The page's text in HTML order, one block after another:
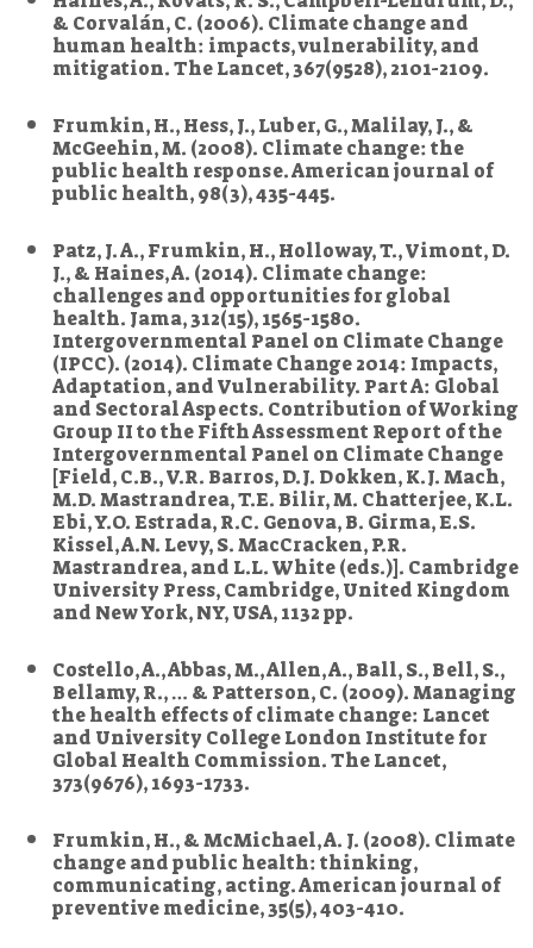
& Corvalán, C. (2006). Climate change and
human health: impacts, vulnerability, and
mitigation. The Lancet, 367(9528), 2101-2109.
Frumkin, H., Hess, J., Luber, G., Malilay, J., &
McGeehin, M. (2008). Climate change: the
public health response. American journal of
public health, 98(3), 435-445.
Patz, J. A., Frumkin, H., Holloway, T., Vimont, D.
J., & Haines, A. (2014). Climate change:
challenges and opportunities for global
health. Jama, 312(15), 1565-1580.
Intergovernmental Panel on Climate Change
(IPCC). (2014). Climate Change 2014: Impacts,
Adaptation, and Vulnerability. Part A: Global
and Sectoral Aspects. Contribution of Working
Group II to the Fifth Assessment Report of the
Intergovernmental Panel on Climate Change
[Field, C.B., V.R. Barros, D.J. Dokken, K.J. Mach,
M.D. Mastrandrea, T.E. Bilir, M. Chatterjee, K.L.
Ebi, Y.O. Estrada, R.C. Genova, B. Girma, E.S.
Kissel, A.N. Levy, S. MacCracken, P.R.
Mastrandrea, and L.L. White (eds.)]. Cambridge
University Press, Cambridge, United Kingdom
and New York, NY, USA, 1132 pp.
Costello, A., Abbas, M., Allen, A., Ball, S., Bell, S.,
Bellamy, R., … & Patterson, C. (2009). Managing
the health effects of climate change: Lancet
and University College London Institute for
Global Health Commission. The Lancet,
373(9676), 1693-1733.
Frumkin, H., & McMichael, A. J. (2008). Climate
change and public health: thinking,
communicating, acting. American journal of
preventive medicine, 35(5), 403-410.